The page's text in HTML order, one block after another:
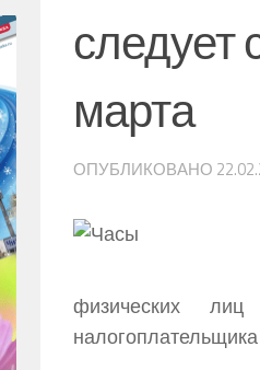
следует
марта
ОПУБЛИКОВАНО
физических